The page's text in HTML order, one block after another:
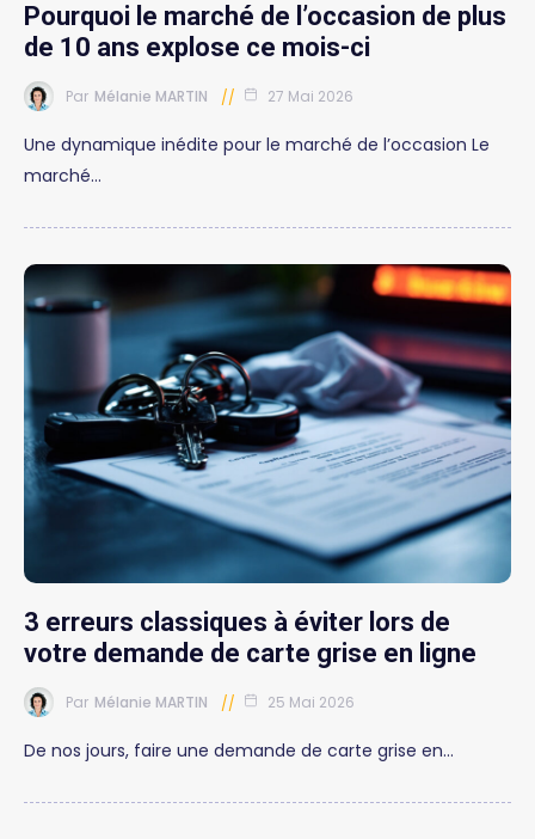
Pourquoi le marché de l’occasion de plus
de 10 ans explose ce mois-ci
Par Mélanie MARTIN 27 Mai 2026
Une dynamique inédite pour le marché de l’occasion Le
marché…
3 erreurs classiques à éviter lors de
votre demande de carte grise en ligne
Par Mélanie MARTIN 25 Mai 2026
De nos jours, faire une demande de carte grise en…